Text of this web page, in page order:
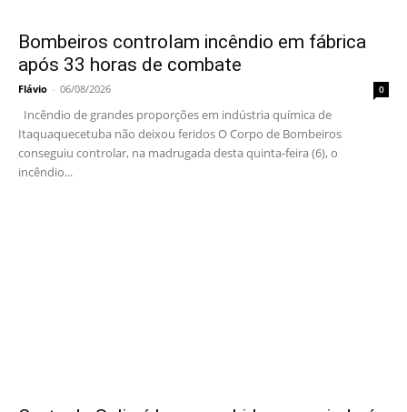
Bombeiros controlam incêndio em fábrica
após 33 horas de combate
Flávio - 06/08/2026 0
Incêndio de grandes proporções em indústria química de
Itaquaquecetuba não deixou feridos O Corpo de Bombeiros
conseguiu controlar, na madrugada desta quinta-feira (6), o
incêndio...